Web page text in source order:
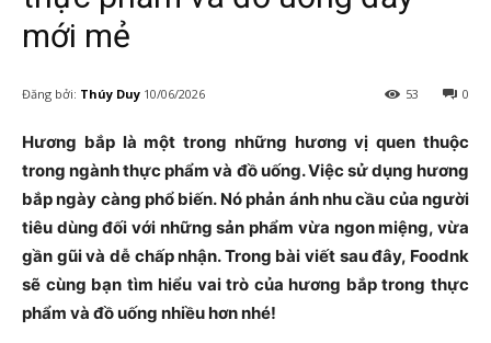
mới mẻ
Đăng bởi: Thúy Duy 10/06/2026 0
53
Hương bắp là một trong những hương vị quen thuộc
trong ngành thực phẩm và đồ uống. Việc sử dụng hương
bắp ngày càng phổ biến. Nó phản ánh nhu cầu của người
tiêu dùng đối với những sản phẩm vừa ngon miệng, vừa
gần gũi và dễ chấp nhận. Trong bài viết sau đây, Foodnk
sẽ cùng bạn tìm hiểu vai trò của hương bắp trong thực
phẩm và đồ uống nhiều hơn nhé!